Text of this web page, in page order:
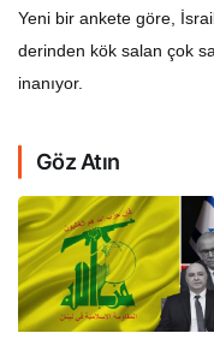
Yeni bir ankete göre,
derinden kök salan çok
inanıyor.
Göz Atın